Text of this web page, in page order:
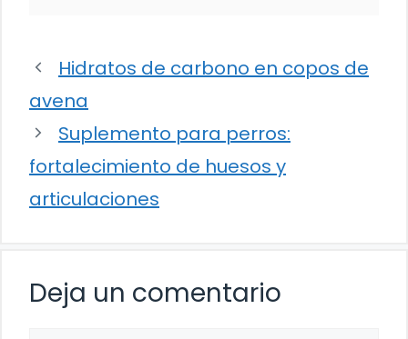
Hidratos de carbono en copos de
avena
Suplemento para perros:
fortalecimiento de huesos y
articulaciones
Deja un comentario